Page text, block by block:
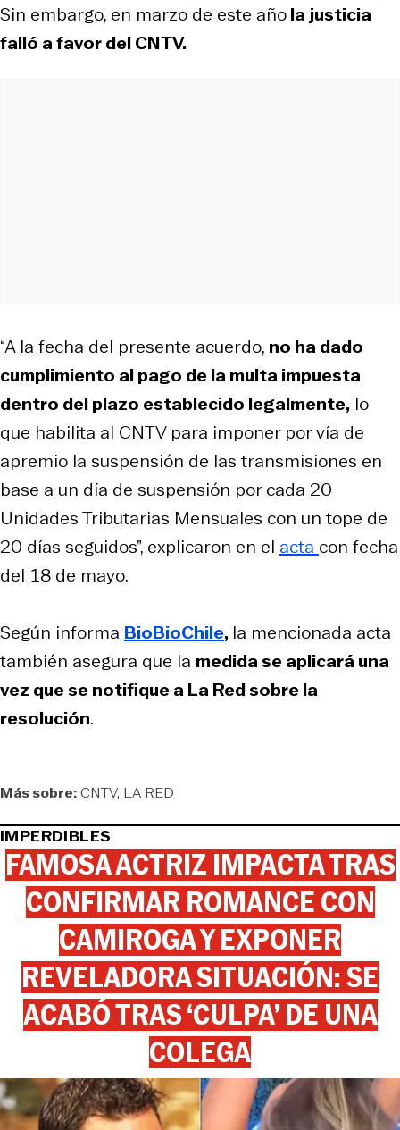
Sin embargo, en marzo de este añola justicia
falló a favor del CNTV.
“A la fecha del presente acuerdo, no ha dado
cumplimiento al pago de la multa impuesta
dentro del plazo establecido legalmente, lo
que habilita al CNTV para imponer por vía de
apremio la suspensión de las transmisiones en
base a un día de suspensión por cada 20
Unidades Tributarias Mensuales con un tope de
20 días seguidos”, explicaron en el acta con fecha
del 18 de mayo.
Según informa BioBioChile, la mencionada acta
también asegura que la medida se aplicará una
vez que se notifique a La Red sobre la
resolución.
Más sobre:CNTV LA RED
IMPERDIBLES
FAMOSA ACTRIZ IMPACTA TRAS
CONFIRMAR ROMANCE CON
CAMIROGA Y EXPONER
REVELADORA SITUACIÓN: SE
ACABÓ TRAS ‘CULPA’ DE UNA
COLEGA